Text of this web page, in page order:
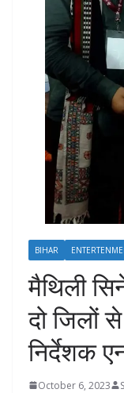
BIHAR
मैथिली
दो जिलों
निर्देशक
October 6, 2023